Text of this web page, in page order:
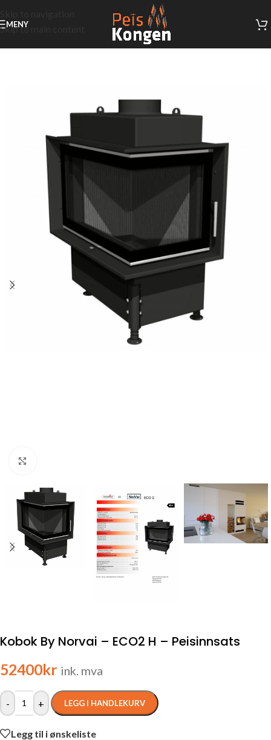
Skip to main content
MENY
Kobok By Norvai – ECO2 H – Peisinnsats
52400kr ink. mva
- + LEGG I HANDLEKURV
Legg til i ønskeliste